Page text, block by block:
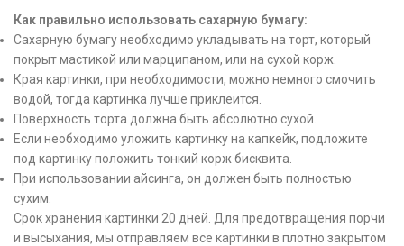
Как правильно использовать сахарную бумагу:
Сахарную бумагу необходимо укладывать на торт, который
покрыт мастикой или марципаном, или на сухой корж.
Края картинки, при необходимости, можно немного смочить
водой, тогда картинка лучше приклеится.
Поверхность торта должна быть абсолютно сухой.
Если необходимо уложить картинку на капкейк, подложите
под картинку положить тонкий корж бисквита.
При использовании айсинга, он должен быть полностью
сухим.
Срок хранения картинки 20 дней. Для предотвращения порчи
и высыхания, мы отправляем все картинки в плотно закрытом